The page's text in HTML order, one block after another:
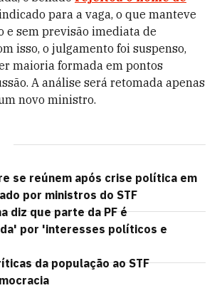
para a vaga, o que manteve
e sem previsão imediata de
isso, o julgamento foi suspenso,
maioria formada em pontos
A análise será retomada apenas
novo ministro.
se reúnem após crise política em
por ministros do STF
diz que parte da PF é
por 'interesses políticos e
da população ao STF